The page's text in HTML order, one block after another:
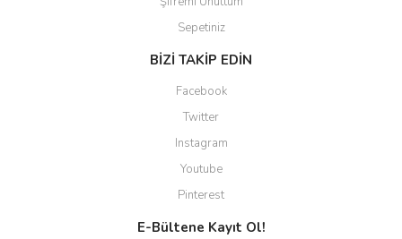
Sepetiniz
BİZİ TAKİP EDİN
Facebook
Twitter
Instagram
Youtube
Pinterest
E-Bültene Kayıt Ol!